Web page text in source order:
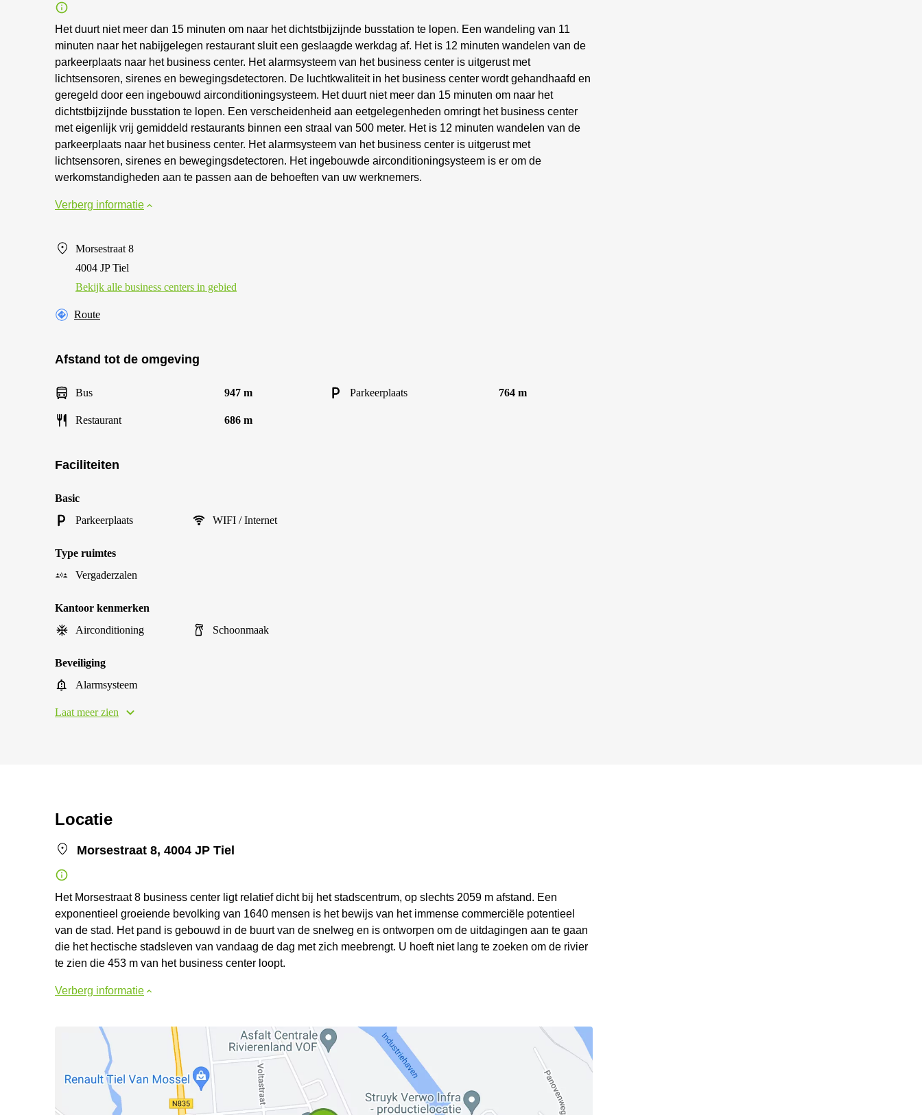
Het duurt niet meer dan 15 minuten om naar het dichtstbijzijnde busstation te lopen. Een wandeling van 11
minuten naar het nabijgelegen restaurant sluit een geslaagde werkdag af. Het is 12 minuten wandelen van de
parkeerplaats naar het business center. Het alarmsysteem van het business center is uitgerust met
lichtsensoren, sirenes en bewegingsdetectoren. De luchtkwaliteit in het business center wordt gehandhaafd en
geregeld door een ingebouwd airconditioningsysteem. Het duurt niet meer dan 15 minuten om naar het
dichtstbijzijnde busstation te lopen. Een verscheidenheid aan eetgelegenheden omringt het business center
met eigenlijk vrij gemiddeld restaurants binnen een straal van 500 meter. Het is 12 minuten wandelen van de
parkeerplaats naar het business center. Het alarmsysteem van het business center is uitgerust met
lichtsensoren, sirenes en bewegingsdetectoren. Het ingebouwde airconditioningsysteem is er om de
werkomstandigheden aan te passen aan de behoeften van uw werknemers.
Verberg informatie
Morsestraat 8
4004 JP Tiel
Bekijk alle business centers in gebied
Route
Afstand tot de omgeving
Bus 947 m Parkeerplaats 764 m
Restaurant 686 m
Faciliteiten
Basic
Parkeerplaats
WIFI / Internet
Type ruimtes
Vergaderzalen
Kantoor kenmerken
Airconditioning
Schoonmaak
Beveiliging
Alarmsysteem
Laat meer zien
Locatie
Morsestraat 8, 4004 JP Tiel
Het Morsestraat 8 business center ligt relatief dicht bij het stadscentrum, op slechts 2059 m afstand. Een
exponentieel groeiende bevolking van 1640 mensen is het bewijs van het immense commerciële potentieel
van de stad. Het pand is gebouwd in de buurt van de snelweg en is ontworpen om de uitdagingen aan te gaan
die het hectische stadsleven van vandaag de dag met zich meebrengt. U hoeft niet lang te zoeken om de rivier
te zien die 453 m van het business center loopt.
Verberg informatie